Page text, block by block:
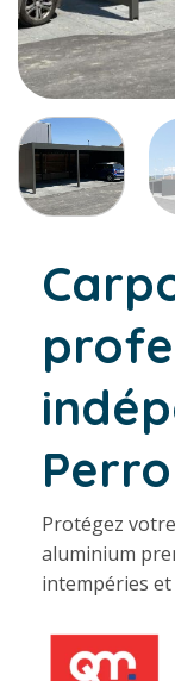
Protégez
aluminium
intempéries et